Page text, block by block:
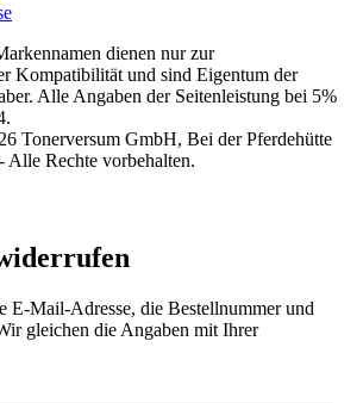
dienen nur zur
Kompatibilität und sind Eigentum der
Alle Angaben der Seitenleistung bei 5%
Tonerversum GmbH, Bei der Pferdehütte
Alle Rechte vorbehalten.
E-Mail-Adresse, die Bestellnummer und
gleichen die Angaben mit Ihrer